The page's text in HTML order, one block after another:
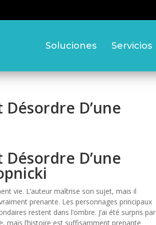
Soluciones Servicios
D’une
D’une
vie. L’auteur maîtrise son sujet, mais il
prenante. Les personnages principaux
restent dans l’ombre. J’ai été surpris par
mais l’histoire est suffisamment prenante